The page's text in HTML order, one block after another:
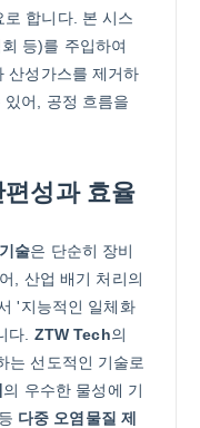
합니다. 본 시스
등)를 주입하여
산성가스를 제거하
어, 공정 흐름을
성과 효율
술은 단순히 장비
, 산업 배기 처리의
'지능적인 일체화
다. ZTW Tech의
는 선도적인 기술로
의 우수한 물성에 기
다중 오염물질 제